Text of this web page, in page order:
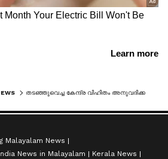
Malayalam News
News in Malayalam
Kerala News